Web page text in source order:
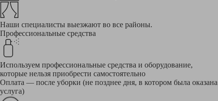
Наши специалисты выезжают во все районы.
Профессиональные средства
Используем профессиональные средства и оборудование,
которые нельзя приобрести самостоятельно
Оплата — после уборки (не позднее дня, в котором была оказана
услуга)